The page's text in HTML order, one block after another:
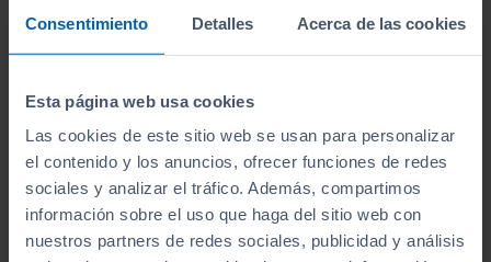
Consentimiento Detalles Acerca de las cookies
Esta página web usa cookies
Las cookies de este sitio web se usan para personalizar
el contenido y los anuncios, ofrecer funciones de redes
sociales y analizar el tráfico. Además, compartimos
información sobre el uso que haga del sitio web con
nuestros partners de redes sociales, publicidad y análisis
Ver vehículos del concesionario
¿Estás lejos o no puedes desplazarte?
Pruébalo en cualquiera de nuestras
instalaciones (Ver instalaciones )
Te lo entregamos en tu casa, en cualquier